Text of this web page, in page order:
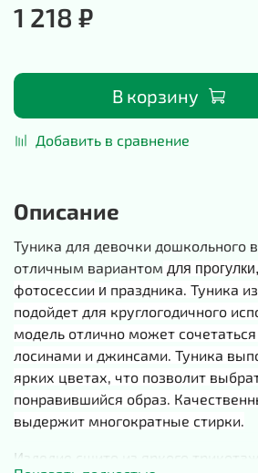
1 218 ₽
В корзину
Добавить в сравнение
Описание
Туника для девочки дошкольного
отличным вариантом для
фотосессии и праздника. Туника
подойдет для круглогодичного
модель отлично может
лосинами и джинсами. Туника
ярких цветах, что позволит
понравившийся образ.
выдержит многократные стирки.
Изделие сшито из яркого